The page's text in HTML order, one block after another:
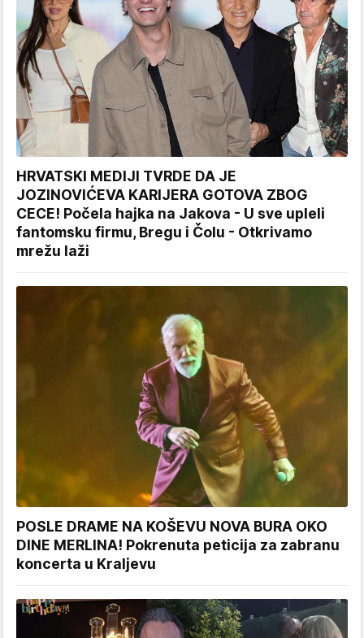
HRVATSKI MEDIJI TVRDE DA JE
JOZINOVIĆEVA KARIJERA GOTOVA ZBOG
CECE! Počela hajka na Jakova - U sve upleli
fantomsku firmu, Bregu i Čolu - Otkrivamo
mrežu laži
POSLE DRAME NA KOŠEVU NOVA BURA OKO
DINE MERLINA! Pokrenuta peticija za zabranu
koncerta u Kraljevu